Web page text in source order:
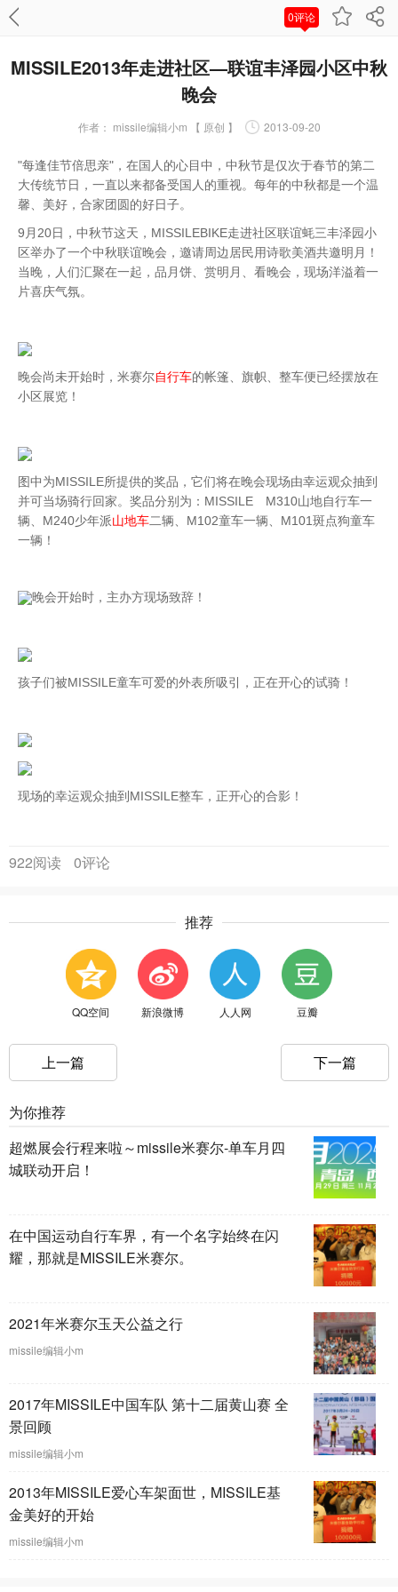
0评论
MISSILE2013年走进社区—联谊丰泽园小区中秋
晚会
作者： missile编辑小m 【 原创 】 2013-09-20
"每逢佳节倍思亲"，在国人的心目中，中秋节是仅次于春节的第二
大传统节日，一直以来都备受国人的重视。每年的中秋都是一个温
馨、美好，合家团圆的好日子。
9月20日，中秋节这天，MISSILEBIKE走进社区联谊蚝三丰泽园小
区举办了一个中秋联谊晚会，邀请周边居民用诗歌美酒共邀明月！
当晚，人们汇聚在一起，品月饼、赏明月、看晚会，现场洋溢着一
片喜庆气氛。
晚会尚未开始时，米赛尔自行车的帐篷、旗帜、整车便已经摆放在
小区展览！
图中为MISSILE所提供的奖品，它们将在晚会现场由幸运观众抽到
并可当场骑行回家。奖品分别为：MISSILE M310山地自行车一
辆、M240少年派山地车二辆、M102童车一辆、M101斑点狗童车
一辆！
晚会开始时，主办方现场致辞！
孩子们被MISSILE童车可爱的外表所吸引，正在开心的试骑！
现场的幸运观众抽到MISSILE整车，正开心的合影！
922阅读 0评论
推荐
QQ空间 新浪微博 人人网 豆瓣
上一篇 下一篇
为你推荐
超燃展会行程来啦～missile米赛尔-单车月四
城联动开启！
在中国运动自行车界，有一个名字始终在闪
耀，那就是MISSILE米赛尔。
2021年米赛尔玉天公益之行
missile编辑小m
2017年MISSILE中国车队 第十二届黄山赛 全
景回顾
missile编辑小m
2013年MISSILE爱心车架面世，MISSILE基
金美好的开始
missile编辑小m